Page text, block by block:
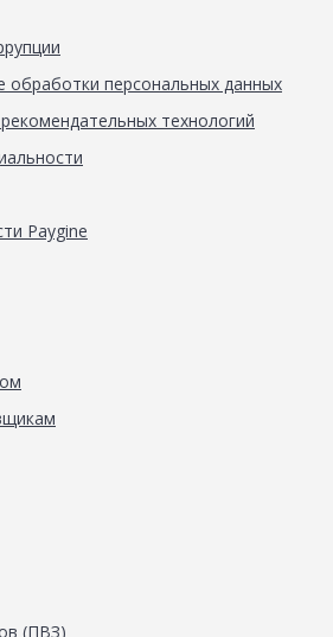
обработки персональных данных
технологий
Paygine
(ПВЗ)